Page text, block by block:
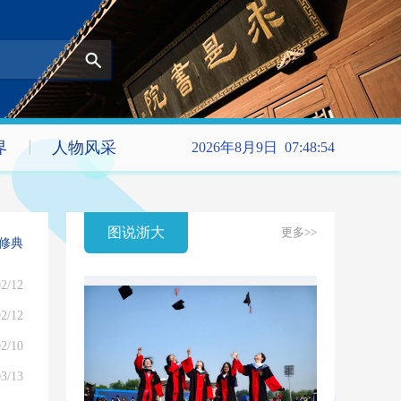
人物风采 2026年8月9日 07:48:54
典
12
12
10
13
图说浙大 更多>>